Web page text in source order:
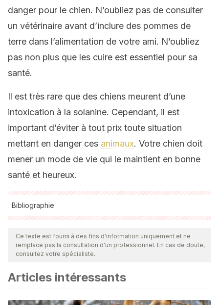
danger pour le chien. N’oubliez pas de consulter
un vétérinaire avant d’inclure des pommes de
terre dans l’alimentation de votre ami. N’oubliez
pas non plus que les cuire est essentiel pour sa
santé.
Il est très rare que des chiens meurent d’une
intoxication à la solanine. Cependant, il est
important d’éviter à tout prix toute situation
mettant en danger ces animaux. Votre chien doit
mener un mode de vie qui le maintient en bonne
santé et heureux.
Bibliographie
Toutes les sources citées ont été examinées en profondeur
par notre équipe pour garantir leur qualité, leur fiabilité, leur
actualité et leur validité. La bibliographie de cet article a été
ou scientifique
La papa, un alimento con nutrición, tradición y
Ce texte est fourni à des fins d'information uniquement et ne
remplace pas la consultation d'un professionnel. En cas de doute,
consultez votre spécialiste.
Articles intéressants